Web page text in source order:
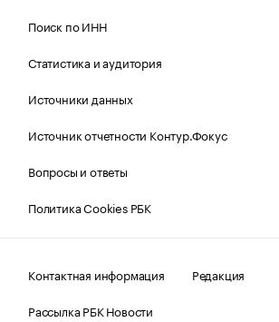
Поиск по ИНН
Статистика и аудитория
Источники данных
Источник отчетности Контур.Фокус
Вопросы и ответы
Политика Cookies РБК
Контактная информация
Редакция
Рассылка РБК Новости